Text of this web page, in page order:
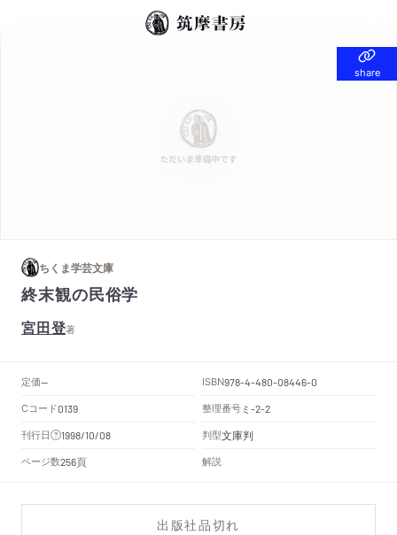
share
share
ちくま学芸文庫
終末観の民俗学
宮田登著
定価-- ISBN978-4-480-08446-0
Cコード0139 整理番号ミ -2-2
刊行日 1998/10/08 判型文庫判
ページ数256頁 解説
出版社品切れ